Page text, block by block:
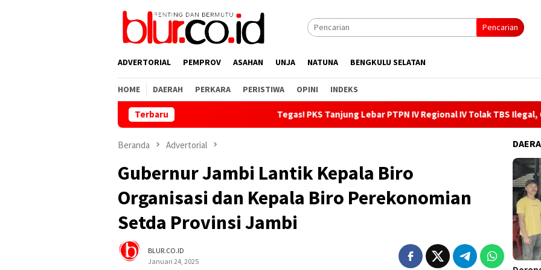
Pencarian
ADVERTORIAL PEMPROV ASAHAN UNJA NATUNA BENGKULU SELATAN
HOME DAERAH PERKARA PERISTIWA OPINI INDEKS
Terbaru Tegas! PKS Tanjung Lebar PTPN IV Regional IV Tolak TBS Ilegal, Gandeng
Beranda Advertorial
Gubernur Jambi Lantik Kepala Biro
Organisasi dan Kepala Biro Perekonomian
Setda Provinsi Jambi
BLUR.CO.ID
Januari 24, 2025